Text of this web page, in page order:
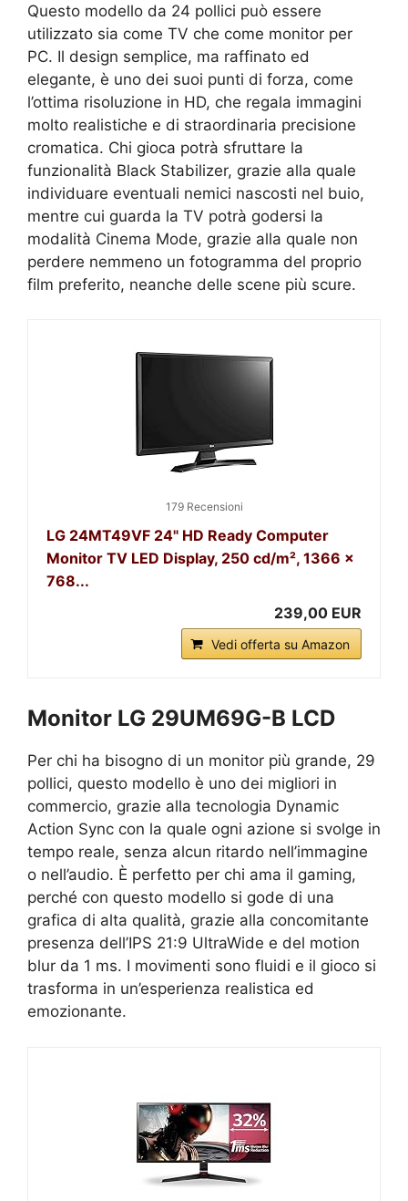
Questo modello da 24 pollici può essere
utilizzato sia come TV che come monitor per
PC. Il design semplice, ma raffinato ed
elegante, è uno dei suoi punti di forza, come
l’ottima risoluzione in HD, che regala immagini
molto realistiche e di straordinaria precisione
cromatica. Chi gioca potrà sfruttare la
funzionalità Black Stabilizer, grazie alla quale
individuare eventuali nemici nascosti nel buio,
mentre cui guarda la TV potrà godersi la
modalità Cinema Mode, grazie alla quale non
perdere nemmeno un fotogramma del proprio
film preferito, neanche delle scene più scure.
179 Recensioni
LG 24MT49VF 24" HD Ready Computer
Monitor TV LED Display, 250 cd/m², 1366 x
768...
239,00 EUR
Vedi offerta su Amazon
Monitor LG 29UM69G-B LCD
Per chi ha bisogno di un monitor più grande, 29
pollici, questo modello è uno dei migliori in
commercio, grazie alla tecnologia Dynamic
Action Sync con la quale ogni azione si svolge in
tempo reale, senza alcun ritardo nell’immagine
o nell’audio. È perfetto per chi ama il gaming,
perché con questo modello si gode di una
grafica di alta qualità, grazie alla concomitante
presenza dell’IPS 21:9 UltraWide e del motion
blur da 1 ms. I movimenti sono fluidi e il gioco si
trasforma in un’esperienza realistica ed
emozionante.